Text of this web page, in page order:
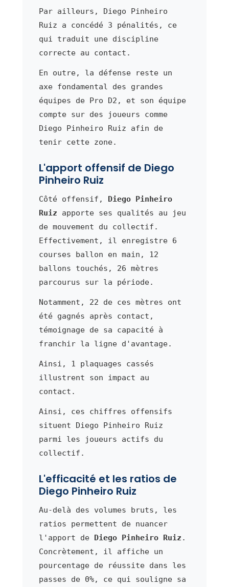
Par ailleurs, Diego Pinheiro
Ruiz a concédé 3 pénalités, ce
qui traduit une discipline
correcte au contact.
En outre, la défense reste un
axe fondamental des grandes
équipes de Pro D2, et son équipe
compte sur des joueurs comme
Diego Pinheiro Ruiz afin de
tenir cette zone.
L'apport offensif de Diego
Pinheiro Ruiz
Côté offensif, Diego Pinheiro
Ruiz apporte ses qualités au jeu
de mouvement du collectif.
Effectivement, il enregistre 6
courses ballon en main, 12
ballons touchés, 26 mètres
parcourus sur la période.
Notamment, 22 de ces mètres ont
été gagnés après contact,
témoignage de sa capacité à
franchir la ligne d'avantage.
Ainsi, 1 plaquages cassés
illustrent son impact au
contact.
Ainsi, ces chiffres offensifs
situent Diego Pinheiro Ruiz
parmi les joueurs actifs du
collectif.
L'efficacité et les ratios de
Diego Pinheiro Ruiz
Au-delà des volumes bruts, les
ratios permettent de nuancer
l'apport de Diego Pinheiro Ruiz .
Concrètement, il affiche un
pourcentage de réussite dans les
passes de 0%, ce qui souligne sa